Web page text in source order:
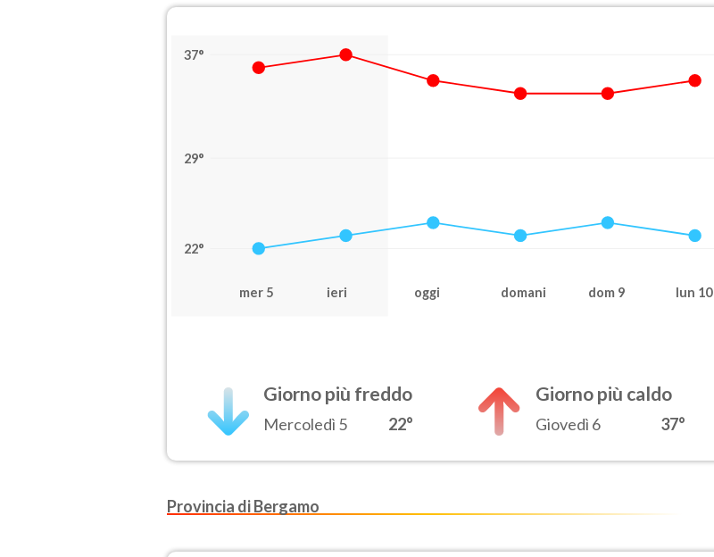
37°
29°
22°
mer 5 ieri oggi domani dom 9 lun 10
Giorno più freddo
Mercoledì 5 22°
Giorno più caldo
Giovedì 6 37°
Provincia di Bergamo